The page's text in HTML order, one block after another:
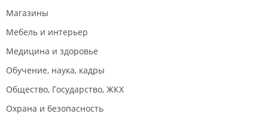
Магазины
Мебель и интерьер
Медицина и здоровье
Обучение, наука, кадры
Общество, Государство, ЖКХ
Охрана и безопасность